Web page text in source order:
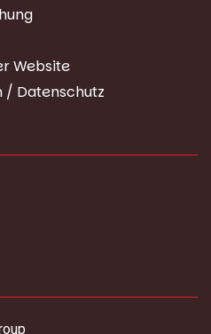
Website
/ Datenschutz